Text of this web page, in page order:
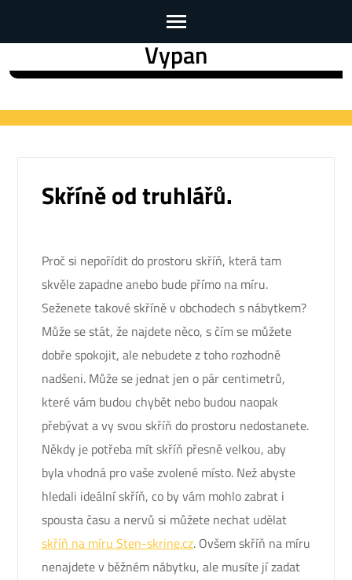
to
(Press
Vypan
Skříně od truhlářů.
Proč si nepořídit do prostoru skříň, která tam
skvěle zapadne anebo bude přímo na míru.
Seženete takové skříně v obchodech s nábytkem?
Může se stát, že najdete něco, s čím se můžete
dobře spokojit, ale nebudete z toho rozhodně
nadšeni. Může se jednat jen o pár centimetrů,
které vám budou chybět nebo budou naopak
přebývat a vy svou skříň do prostoru nedostanete.
Někdy je potřeba mít skříň přesně velkou, aby
byla vhodná pro vaše zvolené místo. Než abyste
hledali ideální skříň, co by vám mohlo zabrat i
spousta času a nervů si můžete nechat udělat
skříň na míru Sten-skrine.cz. Ovšem skříň na míru
nenajdete v běžném nábytku, ale musíte jí zadat